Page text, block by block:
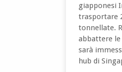
giapponesi
trasportare
tonnellate.
abbattere
sarà
hub di